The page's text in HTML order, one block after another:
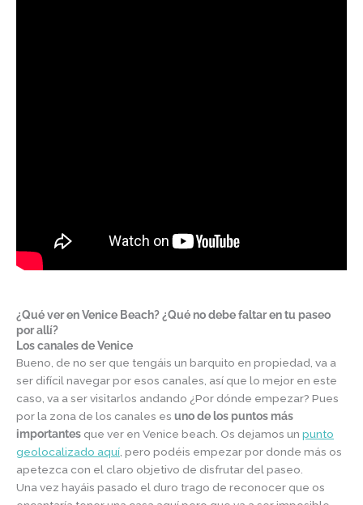
¿Qué ver en Venice Beach? ¿Qué no debe faltar en tu paseo
por allí?
Los canales de Venice
Bueno, de no ser que tengáis un barquito en propiedad, va a
ser difícil navegar por esos canales, así que lo mejor en este
caso, va a ser visitarlos andando ¿Por dónde empezar? Pues
por la zona de los canales es uno de los puntos más
importantes que ver en Venice beach. Os dejamos un punto
geolocalizado aquí , pero podéis empezar por donde más os
apetezca con el claro objetivo de disfrutar del paseo.
Una vez hayáis pasado el duro trago de reconocer que os